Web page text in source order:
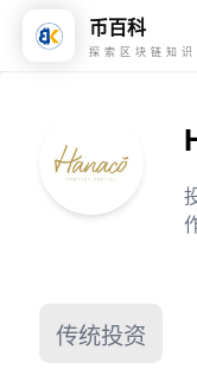
币百科
探索区块链知识
传统投资